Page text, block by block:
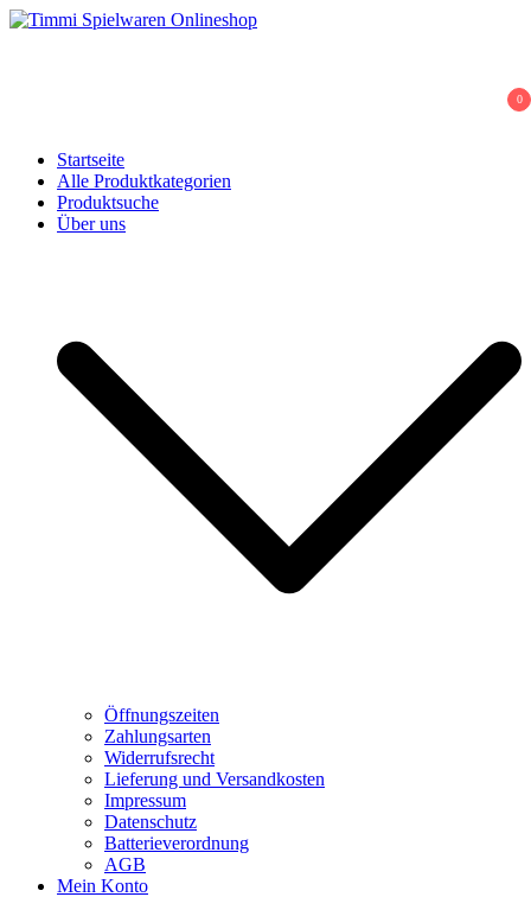
Skip
0
Startseite
Alle Produktkategorien
Produktsuche
Über uns
Öffnungszeiten
Zahlungsarten
Widerrufsrecht
Lieferung und Versandkosten
Impressum
Datenschutz
Batterieverordnung
AGB
Mein Konto